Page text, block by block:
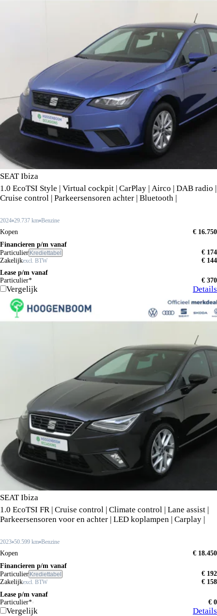
SEAT Ibiza
1.0 EcoTSI Style | Virtual cockpit | CarPlay | Airco | DAB radio |
Cruise control | Parkeersensoren achter | Bluetooth |
2024 29.737 km Benzine
Kopen
€ 16.750
Financieren p/m vanaf
Particulier Krediettabel
€ 174
Zakelijkexcl. BTW
€ 144
Lease p/m vanaf
Particulier*
€ 370
Vergelijk Details
SEAT Ibiza
1.0 EcoTSI FR | Cruise control | Climate control | Lane assist |
Parkeersensoren voor en achter | LED koplampen | Carplay |
2023 50.599 km Benzine
Kopen
€ 18.450
Financieren p/m vanaf
Particulier Krediettabel
€ 192
Zakelijkexcl. BTW
€ 158
Lease p/m vanaf
Particulier*
€ 0
Vergelijk Details